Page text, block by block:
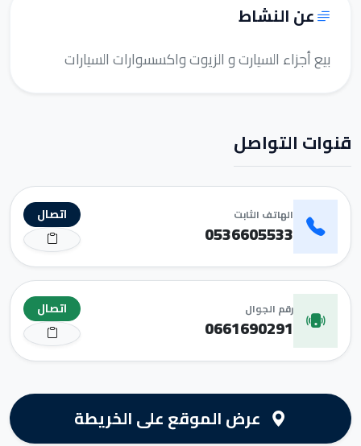
عن النشاط
بيع أجزاء السيارت و الزيوت واكسسوارات السيارات
قنوات التواصل
الهاتف الثابت
0536605533
اتصال
رقم الجوال
0661690291
اتصال
عرض الموقع على الخريطة